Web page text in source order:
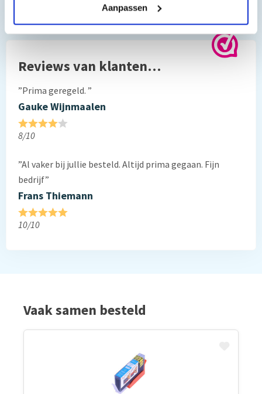
Aanpassen
Hoe schakel ik de firmware update uit van mijn HP printer
Reviews van klanten…
”Prima geregeld. ”
Gauke Wijnmaalen
8/10
”Al vaker bij jullie besteld. Altijd prima gegaan. Fijn
bedrijf”
Frans Thiemann
10/10
Vaak samen besteld